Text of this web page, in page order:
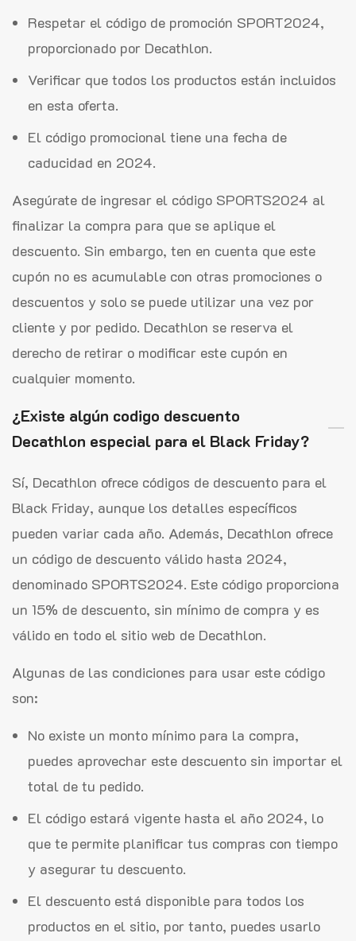
Respetar el código de promoción SPORT2024,
proporcionado por Decathlon.
Verificar que todos los productos están incluidos
en esta oferta.
El código promocional tiene una fecha de
caducidad en 2024.
Asegúrate de ingresar el código SPORTS2024 al
finalizar la compra para que se aplique el
descuento. Sin embargo, ten en cuenta que este
cupón no es acumulable con otras promociones o
descuentos y solo se puede utilizar una vez por
cliente y por pedido. Decathlon se reserva el
derecho de retirar o modificar este cupón en
cualquier momento.
¿Existe algún codigo descuento
Decathlon especial para el Black Friday?
Sí, Decathlon ofrece códigos de descuento para el
Black Friday, aunque los detalles específicos
pueden variar cada año. Además, Decathlon ofrece
un código de descuento válido hasta 2024,
denominado SPORTS2024. Este código proporciona
un 15% de descuento, sin mínimo de compra y es
válido en todo el sitio web de Decathlon.
Algunas de las condiciones para usar este código
son:
No existe un monto mínimo para la compra,
puedes aprovechar este descuento sin importar el
total de tu pedido.
El código estará vigente hasta el año 2024, lo
que te permite planificar tus compras con tiempo
y asegurar tu descuento.
El descuento está disponible para todos los
productos en el sitio, por tanto, puedes usarlo